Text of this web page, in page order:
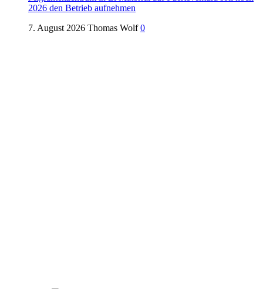
2026 den Betrieb aufnehmen
7. August 2026 Thomas Wolf 0